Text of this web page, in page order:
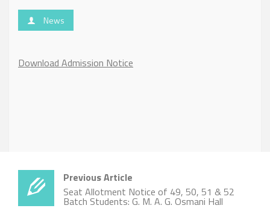
News
Download Admission Notice
Previous Article
Seat Allotment Notice of 49, 50, 51 & 52
Batch Students: G. M. A. G. Osmani Hall